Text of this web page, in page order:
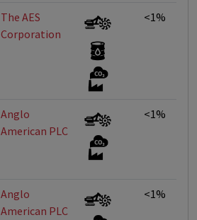
The AES
Corporation
<1%
Anglo
American PLC
<1%
Anglo
American PLC
<1%